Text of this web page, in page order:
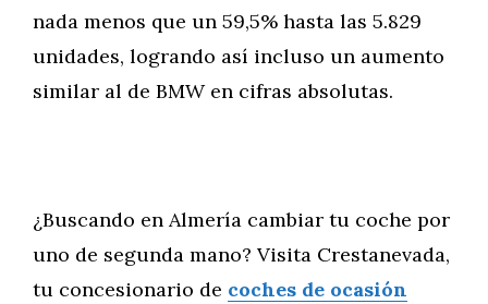
nada menos que un 59,5% hasta las 5.829
unidades, logrando así incluso un aumento
similar al de BMW en cifras absolutas.
¿Buscando en Almería cambiar tu coche por
uno de segunda mano? Visita Crestanevada,
tu concesionario de coches de ocasión